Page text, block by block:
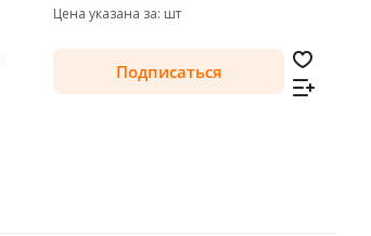
Цена указана за: шт
Подписаться